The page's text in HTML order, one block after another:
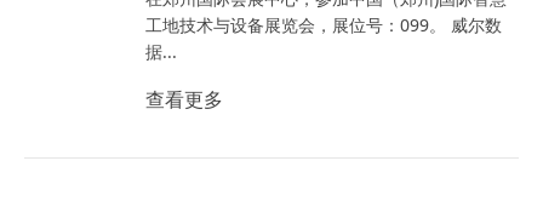
工地技术与设备展览会，展位号：099。 威尔数
据...
查看更多